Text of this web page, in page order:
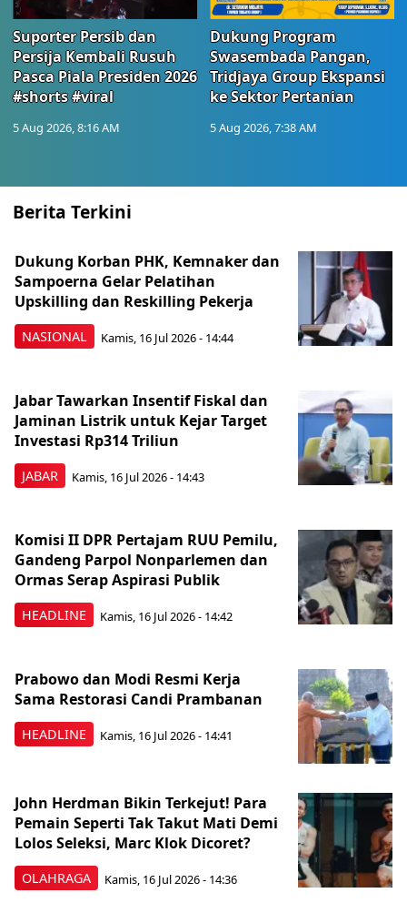
Suporter Persib dan
Persija Kembali Rusuh
Pasca Piala Presiden 2026
#shorts #viral
5 Aug 2026, 8:16 AM
Dukung Program
Swasembada Pangan,
Tridjaya Group Ekspansi
ke Sektor Pertanian
5 Aug 2026, 7:38 AM
Berita Terkini
NASIONAL
Dukung Korban PHK, Kemnaker dan
Sampoerna Gelar Pelatihan
Upskilling dan Reskilling Pekerja
Kamis, 16 Jul 2026 - 14:44
JABAR
Jabar Tawarkan Insentif Fiskal dan
Jaminan Listrik untuk Kejar Target
Investasi Rp314 Triliun
Kamis, 16 Jul 2026 - 14:43
HEADLINE
Komisi II DPR Pertajam RUU Pemilu,
Gandeng Parpol Nonparlemen dan
Ormas Serap Aspirasi Publik
Kamis, 16 Jul 2026 - 14:42
HEADLINE
Prabowo dan Modi Resmi Kerja
Sama Restorasi Candi Prambanan
Kamis, 16 Jul 2026 - 14:41
OLAHRAGA
John Herdman Bikin Terkejut! Para
Pemain Seperti Tak Takut Mati Demi
Lolos Seleksi, Marc Klok Dicoret?
Kamis, 16 Jul 2026 - 14:36